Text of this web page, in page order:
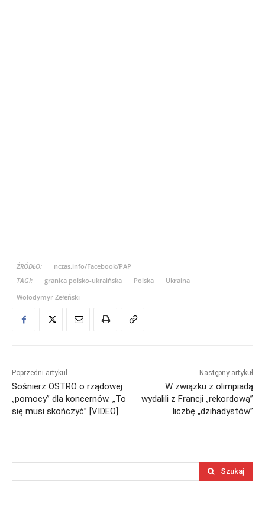
ŹRÓDŁO:
nczas.info/Facebook/PAP
TAGI:
granica polsko-ukraińska Polska
Ukraina
Wołodymyr Zełeński
Poprzedni artykuł
Sośnierz OSTRO o rządowej
„pomocy” dla koncernów. „To
się musi skończyć” [VIDEO]
Następny artykuł
W związku z olimpiadą
wydalili z Francji „rekordową”
liczbę „dżihadystów”
Szukaj